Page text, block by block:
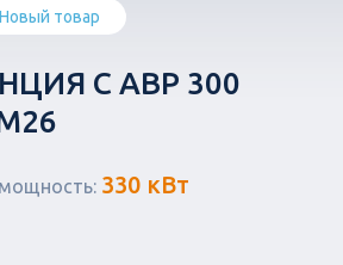
Новый товар
С АВР 300
330 кВт